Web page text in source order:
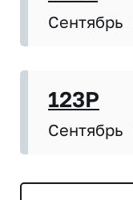
Сентябрь
123P
Сентябрь